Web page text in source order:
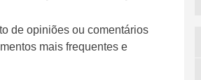
de opiniões ou comentários
mais frequentes e